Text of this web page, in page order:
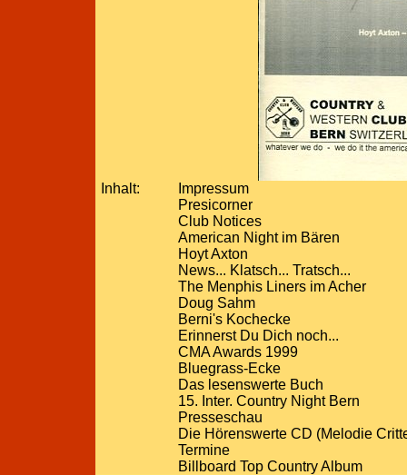
Inhalt:
Impressum
Presicorner
Club Notices
American Night im Bären
Hoyt Axton
News... Klatsch... Tratsch...
The Menphis Liners im Acher
Doug Sahm
Berni's Kochecke
Erinnerst Du Dich noch...
CMA Awards 1999
Bluegrass-Ecke
Das lesenswerte Buch
15. Inter. Country Night Bern
Presseschau
Die Hörenswerte CD (Melodie
Termine
Billboard Top Country Album